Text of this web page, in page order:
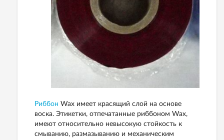
Риббон Wax имеет красящий слой на основе
воска. Этикетки, отпечатанные риббоном Wax,
имеют относительно невысокую стойкость к
смыванию, размазыванию и механическим